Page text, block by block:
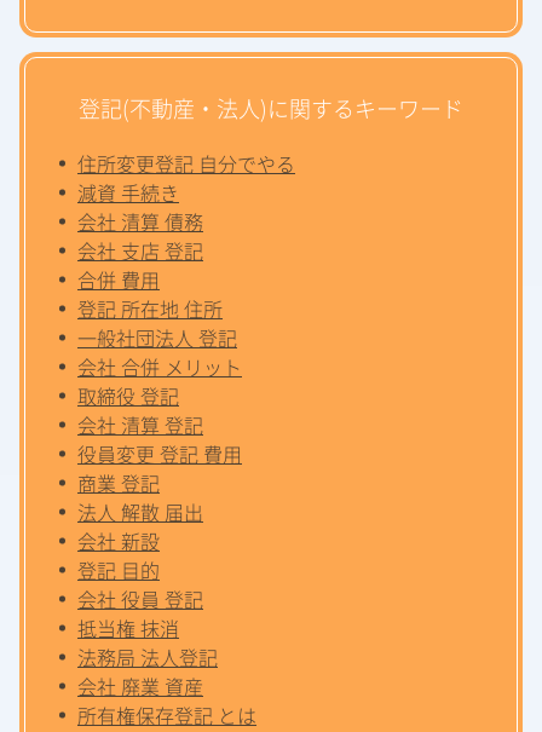
登記(不動産・法人)に関するキーワード
住所変更登記 自分でやる
減資 手続き
会社 清算 債務
会社 支店 登記
合併 費用
登記 所在地 住所
一般社団法人 登記
会社 合併 メリット
取締役 登記
会社 清算 登記
役員変更 登記 費用
商業 登記
法人 解散 届出
会社 新設
登記 目的
会社 役員 登記
抵当権 抹消
法務局 法人登記
会社 廃業 資産
所有権保存登記 とは